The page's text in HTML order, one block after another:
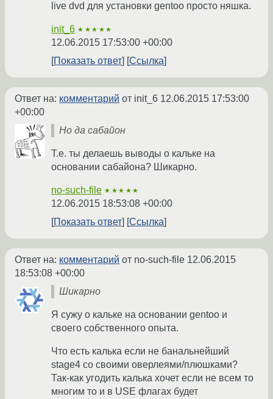
live dvd для установки gentoo просто няшка.
init_6 ★★★★★
12.06.2015 17:53:00 +00:00
Показать ответ
Ссылка
Ответ на: комментарий от init_6 12.06.2015 17:53:00
+00:00
Но да сабайон
Т.е. ты делаешь выводы о кальке на
основании сабайона? Шикарно.
no-such-file ★★★★★
12.06.2015 18:53:08 +00:00
Показать ответ
Ссылка
Ответ на: комментарий от no-such-file 12.06.2015
18:53:08 +00:00
Шикарно
Я сужу о кальке на основании gentoo и
своего собственного опыта.
Что есть калька если не банальнейший
stage4 со своими оверлеями/плюшками?
Так-как угодить калька хочет если не всем то
многим то и в USE флагах будет